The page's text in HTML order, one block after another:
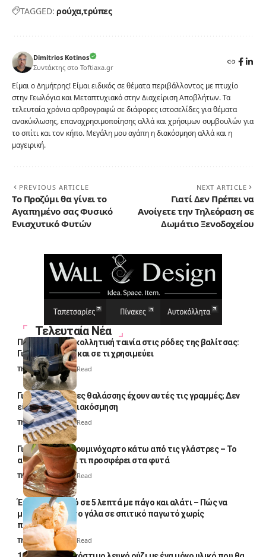
TAGGED: ρούχατρύπες
Dimitrios Kotinos
Συντάκτης στο Toftiaxa.gr
Είμαι ο Δημήτρης! Είμαι ειδικός σε θέματα περιβάλλοντος με πτυχίο
στην Γεωλόγια και Μεταπτυχιακό στην Διαχείριση Αποβλήτων. Τα
τελευταία χρόνια αρθρογραφώ σε διάφορες ιστοσελίδες για θέματα
ανακύκλωσης, επαναχρησιμοποίησης αλλά και χρήσιμων συμβουλών για
το σπίτι και τον κήπο. Μεγάλη μου αγάπη η διακόσμηση αλλά και η
μαγειρική.
PREVIOUS ARTICLE
Το Προζύμι θα γίνει το
Αγαπημένο σας Φυσικό
Ενισχυτικό Φυτών
NEXT ARTICLE
Γιατί Δεν Πρέπει να
Ανοίγετε την Τηλεόραση σε
Δωμάτιο Ξενοδοχείου
Τελευταία Νέα
Πολλοί βάζουν κολλητική ταινία στις ρόδες της βαλίτσας:
Γιατί το κάνουν και σε τι χρησιμεύει
Thali Ombre4 Min Read
Γιατί οι πετσέτες θαλάσσης έχουν αυτές τις γραμμές; Δεν
είναι μόνο για διακόσμηση
Thali Ombre5 Min Read
Γιατί βάζουν αλουμινόχαρτο κάτω από τις γλάστρες – Το
απλό κόλπο και τι προσφέρει στα φυτά
Thali Ombre4 Min Read
Έτοιμο παγωτό σε 5 λεπτά με πάγο και αλάτι – Πώς να
μετατρέψετε το γάλα σε σπιτικό παγωτό χωρίς
παγωτομηχανή
Thali Ombre 4 Min Read